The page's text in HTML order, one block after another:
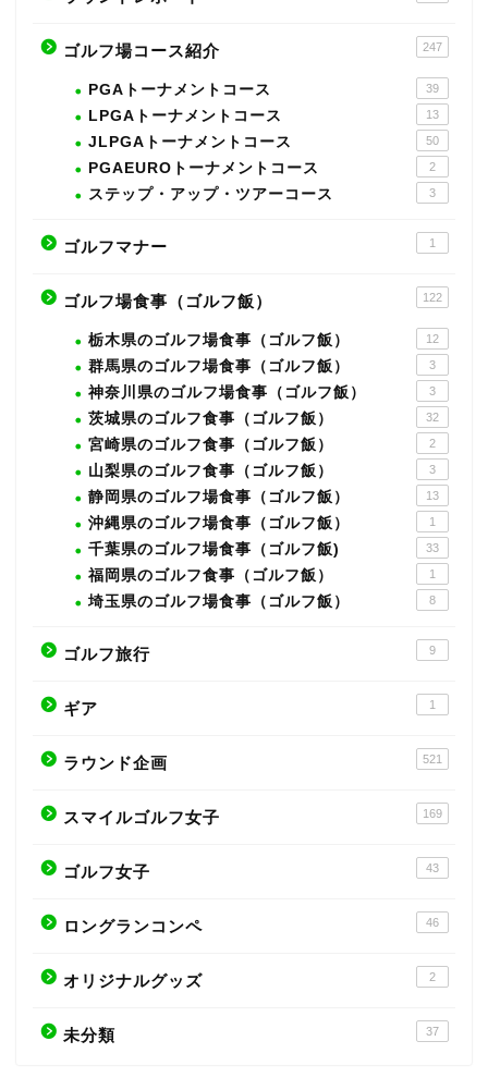
ゴルフ場コース紹介 247
PGAトーナメントコース 39
LPGAトーナメントコース 13
JLPGAトーナメントコース 50
PGAEUROトーナメントコース 2
ステップ・アップ・ツアーコース 3
ゴルフマナー 1
ゴルフ場食事（ゴルフ飯） 122
栃木県のゴルフ場食事（ゴルフ飯） 12
群馬県のゴルフ場食事（ゴルフ飯） 3
神奈川県のゴルフ場食事（ゴルフ飯） 3
茨城県のゴルフ食事（ゴルフ飯） 32
宮崎県のゴルフ食事（ゴルフ飯） 2
山梨県のゴルフ食事（ゴルフ飯） 3
静岡県のゴルフ場食事（ゴルフ飯） 13
沖縄県のゴルフ場食事（ゴルフ飯） 1
千葉県のゴルフ場食事（ゴルフ飯) 33
福岡県のゴルフ食事（ゴルフ飯） 1
埼玉県のゴルフ場食事（ゴルフ飯） 8
ゴルフ旅行 9
ギア 1
ラウンド企画 521
スマイルゴルフ女子 169
ゴルフ女子 43
ロングランコンペ 46
オリジナルグッズ 2
未分類 37